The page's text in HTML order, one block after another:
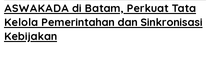
ASWAKADA di Batam, Perkuat Tata
Kelola Pemerintahan dan Sinkronisasi
Kebijakan